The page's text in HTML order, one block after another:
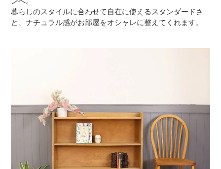
暮らしのスタイルに合わせて自在に使えるスタンダードさ
と、ナチュラル感がお部屋をオシャレに整えてくれます。